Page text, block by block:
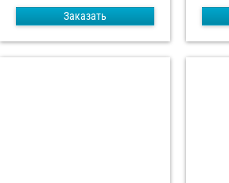
Заказать